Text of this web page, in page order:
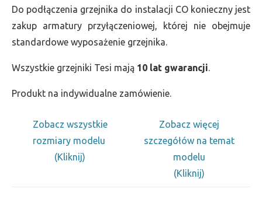
Do podłączenia grzejnika do instalacji CO konieczny jest
zakup armatury przyłączeniowej, której nie obejmuje
standardowe wyposażenie grzejnika.
Wszystkie grzejniki Tesi mają 10 lat gwarancji.
Produkt na indywidualne zamówienie.
Zobacz wszystkie
rozmiary modelu
(Kliknij)
Zobacz więcej
szczegółów na temat
modelu
(Kliknij)